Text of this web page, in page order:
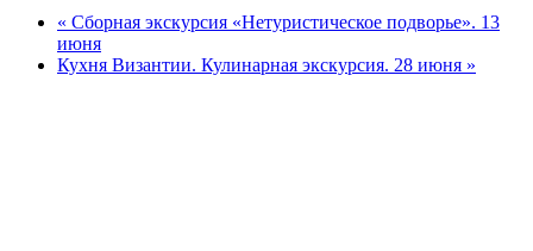
« Сборная экскурсия «Нетуристическое подворье». 13
июня
Кухня Византии. Кулинарная экскурсия. 28 июня »